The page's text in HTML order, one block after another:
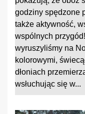
godziny spędzone
także aktywność,
wspólnych
wyruszyliśmy na
kolorowymi,
dłoniach
wsłuchując się w...